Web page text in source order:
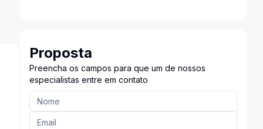
Proposta
Preencha os campos para que um de nossos
especialistas entre em contato